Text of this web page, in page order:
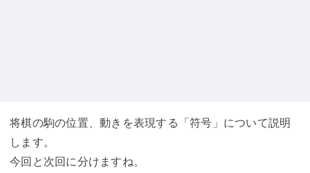
将棋の駒の位置、動きを表現する「符号」について説明
します。
今回と次回に分けますね。